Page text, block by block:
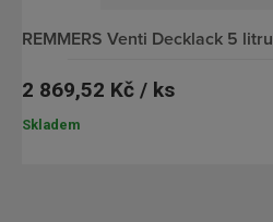
REMMERS Venti Decklack 5 litru
2 869,52 Kč / ks
Skladem